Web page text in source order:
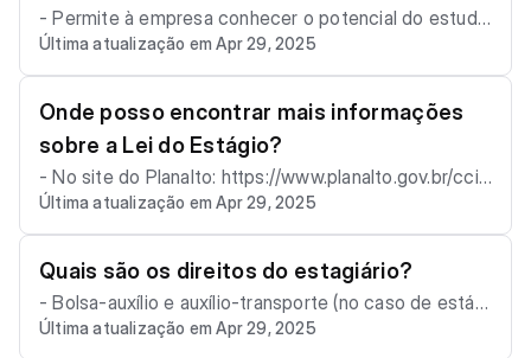
- Permite à empresa conhecer o potencial do estuda
nte antes de contratá-lo. - Oportunidade de contribui
r para a formação profissional do estudante. - Reduz
custos com mão de obra.
Última atualização em Apr 29, 2025
Onde posso encontrar mais informações
sobre a Lei do Estágio?
- No site do Planalto: https://www.planalto.gov.br/cciv
il_03/_ato2007-2010/2008/lei/l11788.htm - No site d
o Ministério do Trabalho e Previdência: https://www.pl
analto.gov.br/ccivil_03/_ato2007-2010/2008/lei/l1178
8.htm
Última atualização em Apr 29, 2025
Quais são os direitos do estagiário?
- Bolsa-auxílio e auxílio-transporte (no caso de estági
o não obrigatório). - Recesso de 30 dias (se o estági
Última atualização em Apr 29, 2025